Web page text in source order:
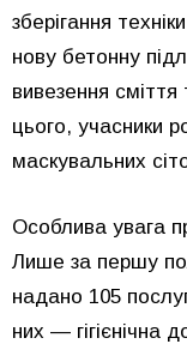
зберігання
нову бетонну
вивезення сміття
цього, учасники
маскувальних
Особлива увага
Лише за першу
надано 105
них — гігієнічна